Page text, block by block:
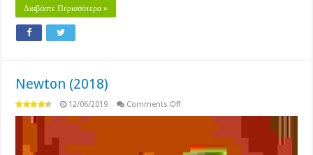
Διαβάστε Περισσότερα »
Newton (2018)
12/06/2019 Comments Offon